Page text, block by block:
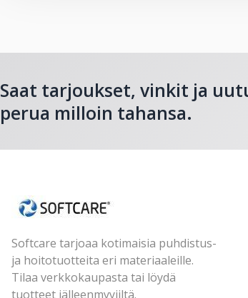
Saat tarjoukset, vinkit ja
perua milloin tahansa.
Softcare tarjoaa kotimaisia puhdistus-
ja hoitotuotteita eri materiaaleille.
Tilaa verkkokaupasta tai löydä
tuotteet jälleenmyyjiltä.